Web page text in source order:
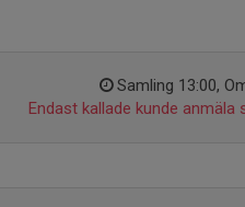
Samling 13:00,
Endast kallade kunde anmäla